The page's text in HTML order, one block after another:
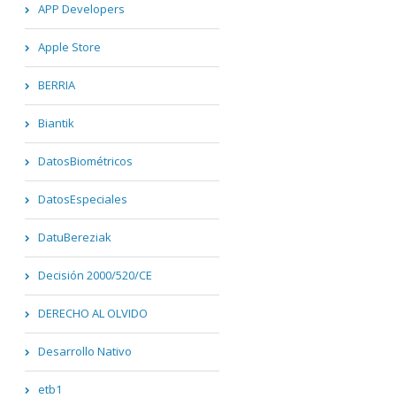
APP Developers
Apple Store
BERRIA
Biantik
DatosBiométricos
DatosEspeciales
DatuBereziak
Decisión 2000/520/CE
DERECHO AL OLVIDO
Desarrollo Nativo
etb1